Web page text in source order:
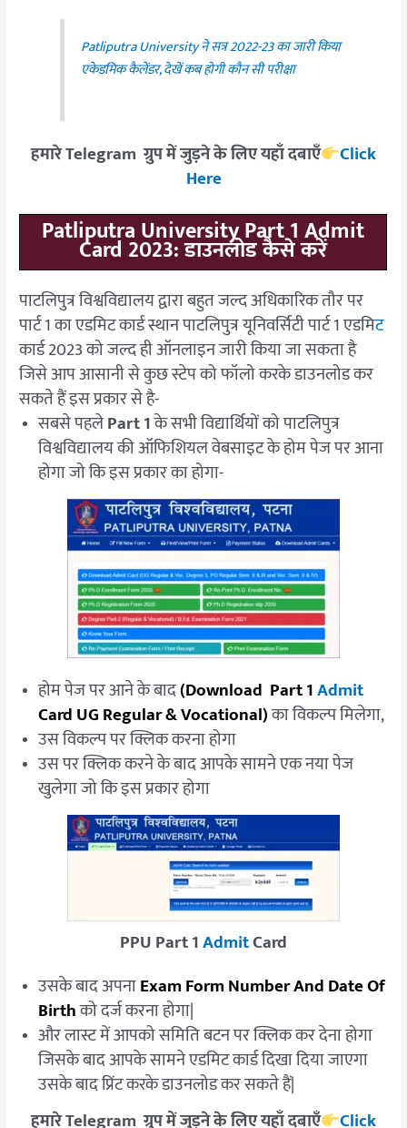
Patliputra University ने सत्र 2022-23 का जारी किया
एकेडमिक कैलेंडर, देखें कब होगी कौन सी परीक्षा
हमारे Telegram ग्रुप में जुड़ने के लिए यहाँ दबाएँ
Click
Here
Patliputra University Part 1 Admit
Card 2023: डाउनलोड कैसे करें
पाटलिपुत्र विश्वविद्यालय द्वारा बहुत जल्द अधिकारिक तौर पर
पार्ट 1 का एडमिट कार्ड स्थान पाटलिपुत्र यूनिवर्सिटी पार्ट 1 एडमिट
कार्ड 2023 को जल्द ही ऑनलाइन जारी किया जा सकता है
जिसे आप आसानी से कुछ स्टेप को फॉलो करके डाउनलोड कर
सकते हैं इस प्रकार से है-
सबसे पहलेPart 1के सभी विद्यार्थियों को पाटलिपुत्र
विश्वविद्यालय की ऑफिशियल वेबसाइट के होम पेज पर आना
होगा जो कि इस प्रकार का होगा-
होम पेज पर आने के बाद(Download Part 1Admit
Card UG Regular & Vocational)का विकल्प मिलेगा,
उस विकल्प पर क्लिक करना होगा
उस पर क्लिक करने के बाद आपके सामने एक नया पेज
खुलेगा जो कि इस प्रकार होगा
PPU Part 1AdmitCard
उसके बाद अपनाExam Form Number And Date Of
Birthको दर्ज करना होगा|
और लास्ट में आपको समिति बटन पर क्लिक कर देना होगा
जिसके बाद आपके सामने एडमिट कार्ड दिखा दिया जाएगा
उसके बाद प्रिंट करके डाउनलोड कर सकते हैं|
हमारे Telegram ग्रुप में जुड़ने के लिए यहाँ दबाएँ
Click